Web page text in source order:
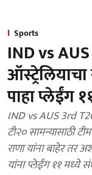
Sports
IND vs
पाहा प्लेईंग
IND vs AUS 3rd T20
टी२० सामन्यासाठी
राणा यांना बाहेर तर
यांना प्लेईंग ११ मध्ये